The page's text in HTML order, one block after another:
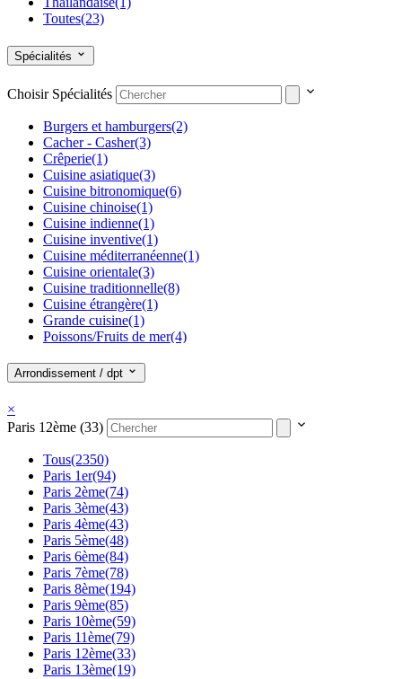
Toutes(23)
Spécialités
Choisir Spécialités
Burgers et hamburgers(2)
Cacher - Casher(3)
Crêperie(1)
Cuisine asiatique(3)
Cuisine bitronomique(6)
Cuisine chinoise(1)
Cuisine indienne(1)
Cuisine inventive(1)
Cuisine méditerranéenne(1)
Cuisine orientale(3)
Cuisine traditionnelle(8)
Cuisine étrangère(1)
Grande cuisine(1)
Poissons/Fruits de mer(4)
Viande/Grillade(2)
World/Fusion food
Arrondissement / dpt
×
Paris 12ème (33)
Tous(2350)
Paris 1er(94)
Paris 2ème(74)
Paris 3ème(43)
Paris 4ème(43)
Paris 5ème(48)
Paris 6ème(84)
Paris 7ème(78)
Paris 8ème(194)
Paris 9ème(85)
Paris 10ème(59)
Paris 11ème(79)
Paris 12ème(33)
Paris 13ème(19)